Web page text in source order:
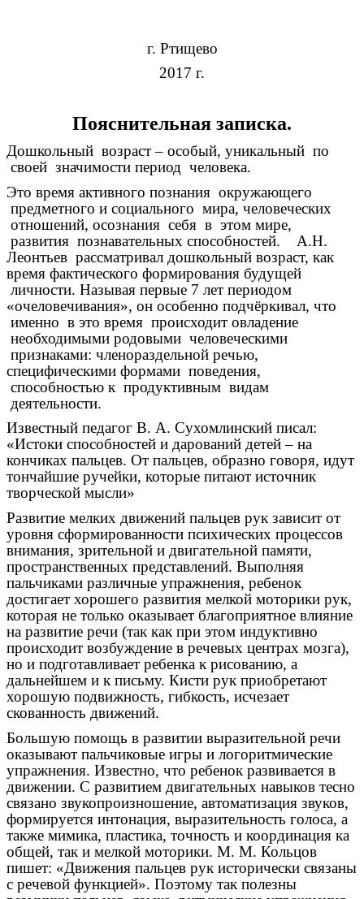
г. Ртищево
2017 г.
Пояснительная записка.
Дошкольный возраст – особый, уникальный по
своей значимости период человека.
Это время активного познания окружающего
предметного и социального мира, человеческих
отношений, осознания себя в этом мире,
развития познавательных способностей. А.Н.
Леонтьев рассматривал дошкольный возраст, как
время фактического формирования будущей
личности. Называя первые 7 лет периодом
«очеловечивания», он особенно подчёркивал, что
именно в это время происходит овладение
необходимыми родовыми человеческими
признаками: членораздельной речью,
специфическими формами поведения,
способностью к продуктивным видам
деятельности.
Известный педагог В. А. Сухомлинский писал:
«Истоки способностей и дарований детей – на
кончиках пальцев. От пальцев, образно говоря, идут
тончайшие ручейки, которые питают источник
творческой мысли»
Развитие мелких движений пальцев рук зависит от
уровня сформированности психических процессов
внимания, зрительной и двигательной памяти,
пространственных представлений. Выполняя
пальчиками различные упражнения, ребенок
достигает хорошего развития мелкой моторики рук,
которая не только оказывает благоприятное влияние
на развитие речи (так как при этом индуктивно
происходит возбуждение в речевых центрах мозга),
но и подготавливает ребенка к рисованию, а
дальнейшем и к письму. Кисти рук приобретают
хорошую подвижность, гибкость, исчезает
скованность движений.
Большую помощь в развитии выразительной речи
оказывают пальчиковые игры и логоритмические
упражнения. Известно, что ребенок развивается в
движении. С развитием двигательных навыков тесно
связано звукопроизношение, автоматизация звуков,
формируется интонация, выразительность голоса, а
также мимика, пластика, точность и координация ка
общей, так и мелкой моторики. М. М. Кольцов
пишет: «Движения пальцев рук исторически связаны
с речевой функцией». Поэтому так полезны